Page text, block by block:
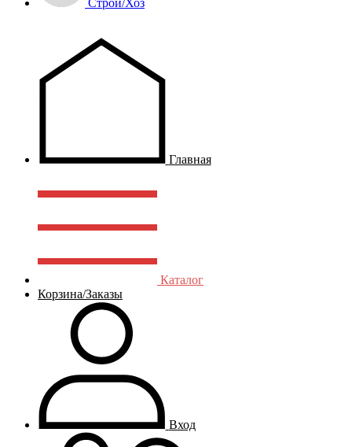
Строй/Хоз
Главная
Каталог
Корзина/Заказы
Вход